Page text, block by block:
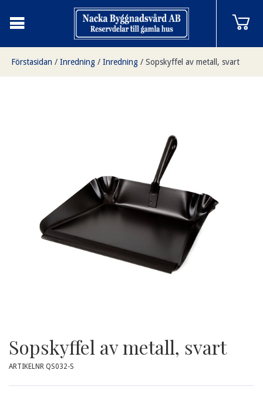
Förstasidan / Inredning / Inredning / Sopskyffel av metall, svart
Sopskyffel av metall, svart
ARTIKELNR QS032-S